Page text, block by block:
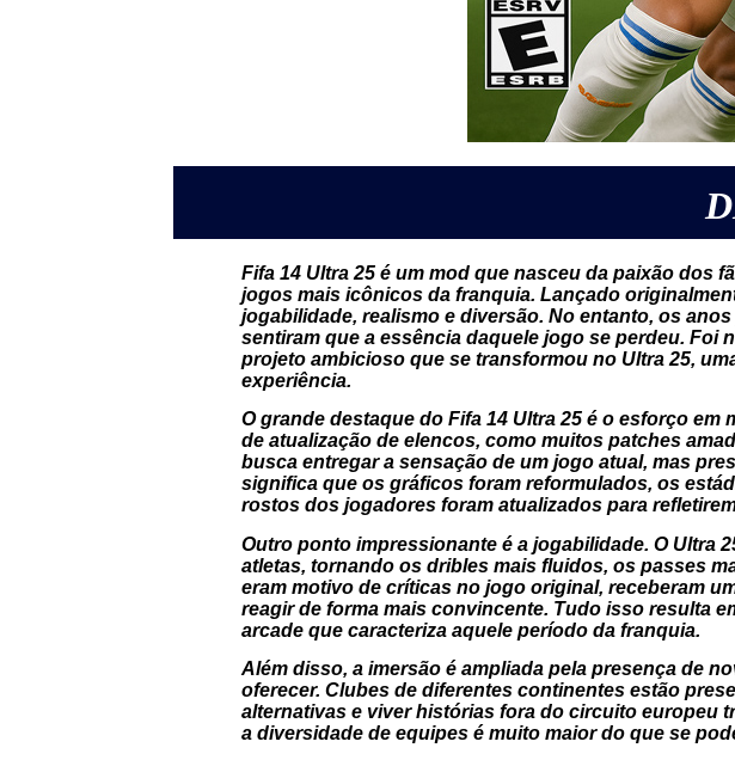
Fifa 14 Ultra 25 é um mod que nasceu da paixão dos
jogos mais icônicos da franquia. Lançado
jogabilidade, realismo e diversão. No entanto, os
sentiram que a essência daquele jogo se perdeu. Foi
projeto ambicioso que se transformou no Ultra 25,
experiência.
O grande destaque do Fifa 14 Ultra 25 é o esforço
de atualização de elencos, como muitos patches
busca entregar a sensação de um jogo atual, mas
significa que os gráficos foram reformulados, os
rostos dos jogadores foram atualizados para
Outro ponto impressionante é a jogabilidade. O Ultra
atletas, tornando os dribles mais fluidos, os passes
eram motivo de críticas no jogo original, receberam
reagir de forma mais convincente. Tudo isso resulta
arcade que caracteriza aquele período da franquia.
Além disso, a imersão é ampliada pela presença de
oferecer. Clubes de diferentes continentes estão
alternativas e viver histórias fora do circuito europeu
a diversidade de equipes é muito maior do que se